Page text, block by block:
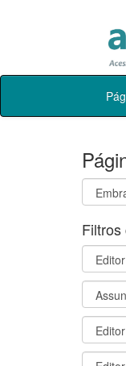
Skip
Filtros